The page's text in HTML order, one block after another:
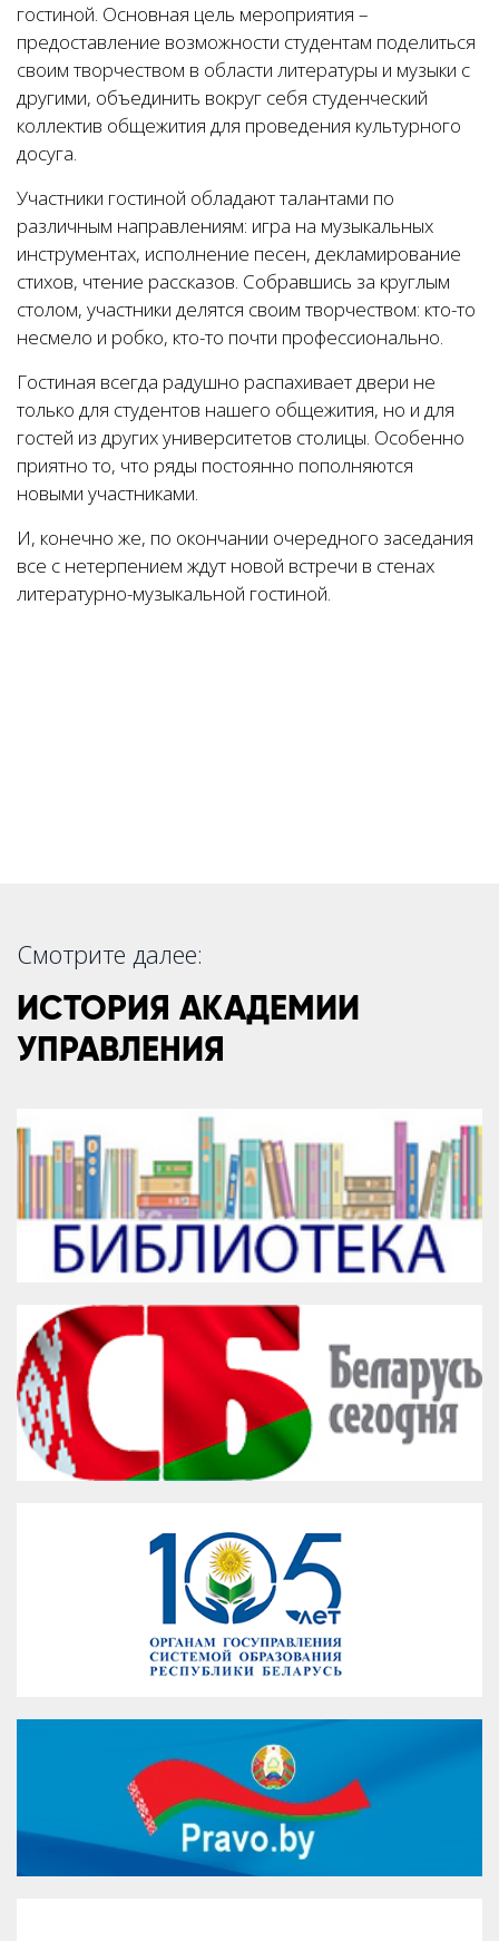
гостиной. Основная цель мероприятия –
предоставление возможности студентам поделиться
своим творчеством в области литературы и музыки с
другими, объединить вокруг себя студенческий
коллектив общежития для проведения культурного
досуга.
Участники гостиной обладают талантами по
различным направлениям: игра на музыкальных
инструментах, исполнение песен, декламирование
стихов, чтение рассказов. Собравшись за круглым
столом, участники делятся своим творчеством: кто-то
несмело и робко, кто-то почти профессионально.
Гостиная всегда радушно распахивает двери не
только для студентов нашего общежития, но и для
гостей из других университетов столицы. Особенно
приятно то, что ряды постоянно пополняются
новыми участниками.
И, конечно же, по окончании очередного заседания
все с нетерпением ждут новой встречи в стенах
литературно-музыкальной гостиной.
VK Google+ Facebook
Смотрите далее:
ИСТОРИЯ АКАДЕМИИ
УПРАВЛЕНИЯ